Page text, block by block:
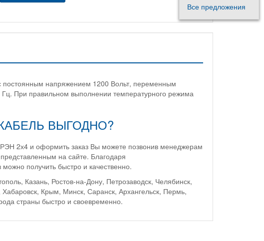
Все предложения
постоянным напряжением 1200 Вольт, переменным
При правильном выполнении температурного режима
ВЫГОДНО?
2х4 и оформить заказ Вы можете позвонив менеджерам
на сайте. Благодаря
можно получить быстро и качественно.
Казань, Ростов-на-Дону, Петрозаводск, Челябинск,
Крым, Минск, Саранск, Архангельск, Пермь,
страны быстро и своевременно.